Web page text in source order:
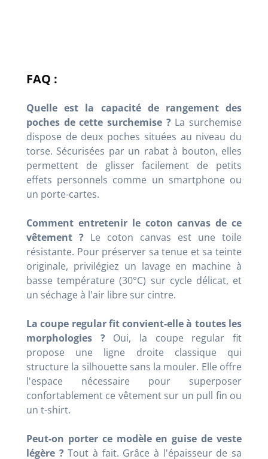
FAQ :
Quelle est la capacité de rangement des
poches de cette surchemise ? La surchemise
dispose de deux poches situées au niveau du
torse. Sécurisées par un rabat à bouton, elles
permettent de glisser facilement de petits
effets personnels comme un smartphone ou
un porte-cartes.
Comment entretenir le coton canvas de ce
vêtement ? Le coton canvas est une toile
résistante. Pour préserver sa tenue et sa teinte
originale, privilégiez un lavage en machine à
basse température (30°C) sur cycle délicat, et
un séchage à l'air libre sur cintre.
La coupe regular fit convient-elle à toutes les
morphologies ? Oui, la coupe regular fit
propose une ligne droite classique qui
structure la silhouette sans la mouler. Elle offre
l'espace nécessaire pour superposer
confortablement ce vêtement sur un pull fin ou
un t-shirt.
Peut-on porter ce modèle en guise de veste
légère ?Tout à fait. Grâce à l'épaisseur de sa